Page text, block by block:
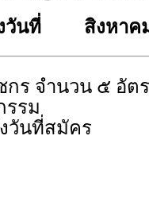
วันที่ สิงหาคม
กร จำนวน ๕ อัต
รรม
วันที่สมัคร